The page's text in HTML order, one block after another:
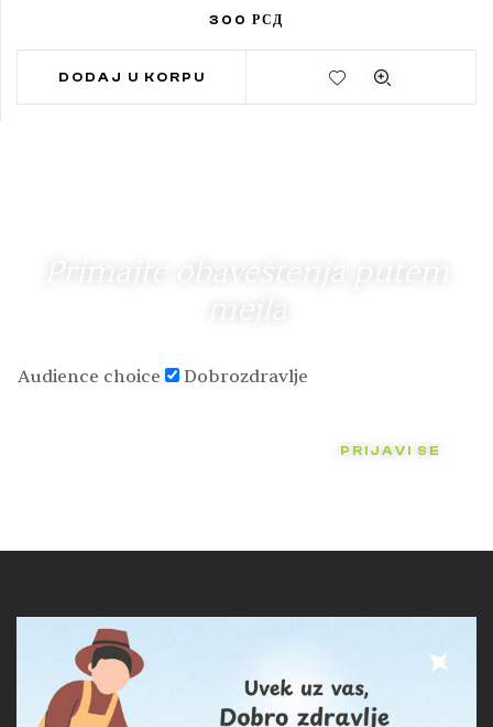
300 РСД
DODAJ U KORPU
Audience choice Dobrozdravlje
PRIJAVI SE